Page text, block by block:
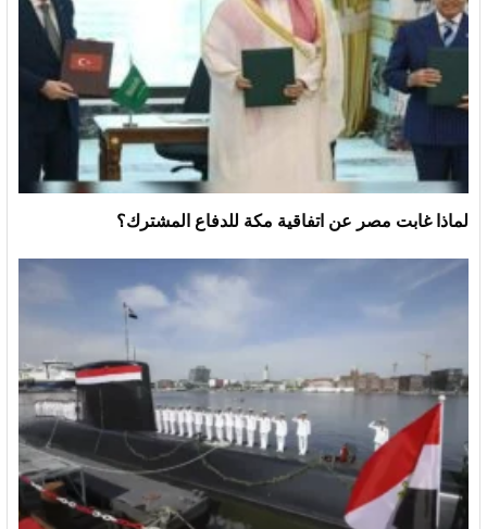
لماذا غابت مصر عن اتفاقية مكة للدفاع المشترك؟